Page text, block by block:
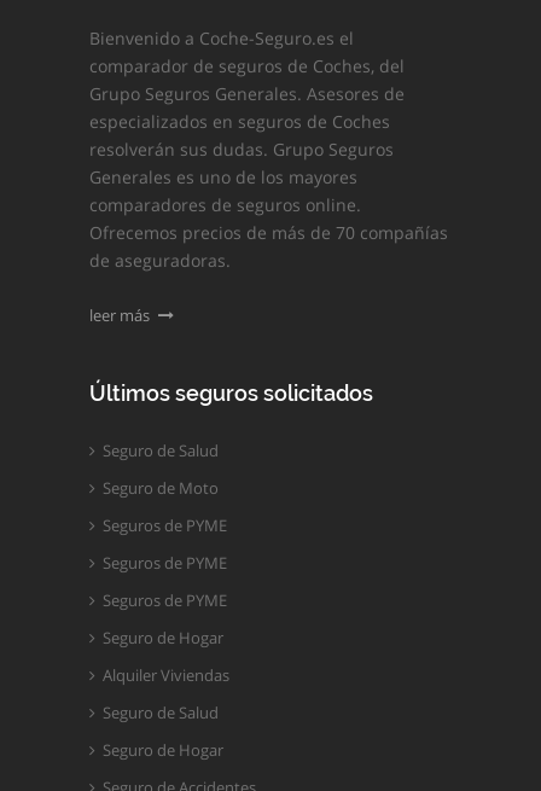
Bienvenido a Coche-Seguro.es el
comparador de seguros de Coches, del
Grupo Seguros Generales. Asesores de
especializados en seguros de Coches
resolverán sus dudas. Grupo Seguros
Generales es uno de los mayores
comparadores de seguros online.
Ofrecemos precios de más de 70 compañías
de aseguradoras.
leer más
Últimos seguros solicitados
Seguro de Salud
Seguro de Moto
Seguros de PYME
Seguros de PYME
Seguros de PYME
Seguro de Hogar
Alquiler Viviendas
Seguro de Salud
Seguro de Hogar